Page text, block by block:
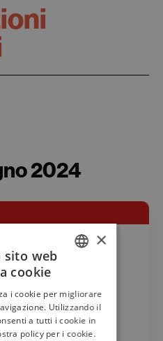
2024
Profumo,
ENGLISH
×
sito web
cookie
i cookie per migliorare
Utilizzando il
a tutti i cookie in
policy per i cookie.